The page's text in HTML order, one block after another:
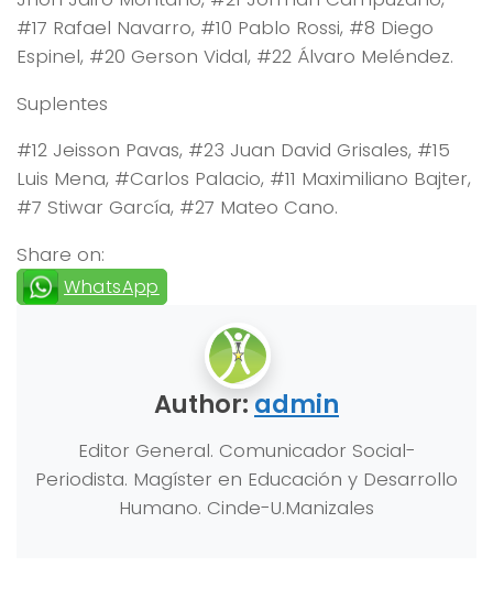
#17 Rafael Navarro, #10 Pablo Rossi, #8 Diego
Espinel, #20 Gerson Vidal, #22 Álvaro Meléndez.
Suplentes
#12 Jeisson Pavas, #23 Juan David Grisales, #15
Luis Mena, #Carlos Palacio, #11 Maximiliano Bajter,
#7 Stiwar García, #27 Mateo Cano.
Share on:
WhatsApp
Author:admin
Editor General. Comunicador Social-
Periodista. Magíster en Educación y Desarrollo
Humano. Cinde-U.Manizales